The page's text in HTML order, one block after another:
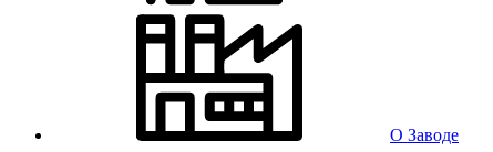
О Заводе